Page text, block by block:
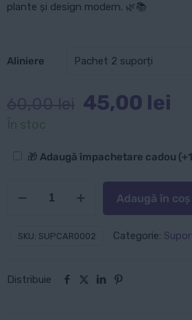
plante și design modern. 🌿📚
Aliniere
Prețul
fost:
60,00 lei.
45,00 lei
În stoc
Opțiuni
🎁 Adaugă împachetare cadou (+
Adaugă în coș
SKU: SUPCAR0002 Categorie:
Distribuie